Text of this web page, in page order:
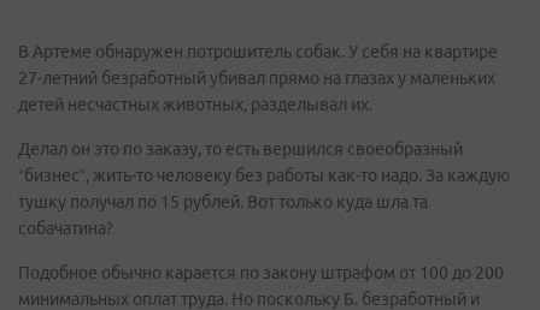
В Артеме обнаружен потрошитель собак. У себя на квартире
27-летний безработный убивал прямо на глазах у маленьких
детей несчастных животных, разделывал их.
Делал он это по заказу, то есть вершился своеобразный
“бизнес”, жить-то человеку без работы как-то надо. За каждую
тушку получал по 15 рублей. Вот только куда шла та
собачатина?
Подобное обычно карается по закону штрафом от 100 до 200
минимальных оплат труда. Но поскольку Б. безработный и